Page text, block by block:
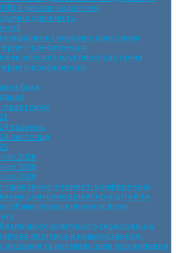
в умовах карантину
діяльність
науково-практична
конференція
Всеукраїнська науково-практична
конференція
база
практикум
травень
листопад
2026
2026
2026
практична інтернет-конференція
ціннісних орієнтирів дітей та
позашкільної освіти»
освітнього середовища.
політика в нашому закладі
подання та розгляду заяв про випадки